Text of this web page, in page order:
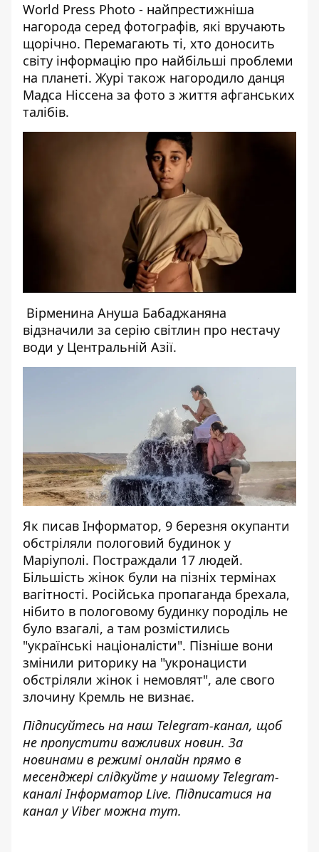
World Press Photo - найпрестижніша
нагорода серед фотографів, які вручають
щорічно. Перемагають ті, хто доносить
світу інформацію про найбільші проблеми
на планеті. Журі також нагородило данця
Мадса Ніссена за фото з життя афганських
талібів.
Вірменина Ануша Бабаджаняна
відзначили за серію світлин про нестачу
води у Центральній Азії.
Як писав Інформатор, 9 березня окупанти
обстріляли пологовий будинок у
Маріуполі. Постраждали 17 людей.
Більшість жінок були на пізніх термінах
вагітності. Російська пропаганда брехала,
нібито в пологовому будинку породіль не
було взагалі, а там розмістились
"українські націоналісти". Пізніше вони
змінили риторику на "укронацисти
обстріляли жінок і немовлят", але свого
злочину Кремль не визнає.
Підписуйтесь на наш Telegram-канал, щоб
не пропустити важливих новин. За
новинами в режимі онлайн прямо в
месенджері слідкуйте у нашому Telegram-
каналіІнформатор Live. Підписатися на
канал у Viber можна тут.